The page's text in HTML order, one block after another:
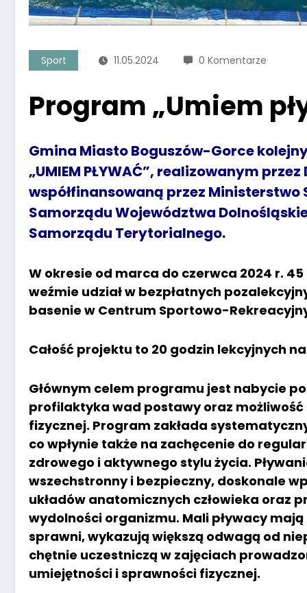
Sport 11.05.2024 0 Komentarze
Program „Umiem
Gmina Miasto Boguszów-Gorce
„UMIEM PŁYWAĆ”, realizowanym
współfinansowaną przez
Samorządu Województwa
Samorządu Terytorialnego.
W okresie od marca do czerwca 2024 r.
weźmie udział w bezpłatnych
basenie w Centrum Sportowo-
Całość projektu to 20 godzin lekcyjnych
Głównym celem programu jest nabycie
profilaktyka wad postawy oraz
fizycznej. Program zakłada
co wpłynie także na zachęcenie do
zdrowego i aktywnego stylu życia.
wszechstronny i bezpieczny, doskonale
układów anatomicznych człowieka oraz
wydolności organizmu. Mali pływacy
sprawni, wykazują większą odwagą od
chętnie uczestniczą w zajęciach
umiejętności i sprawności fizycznej.